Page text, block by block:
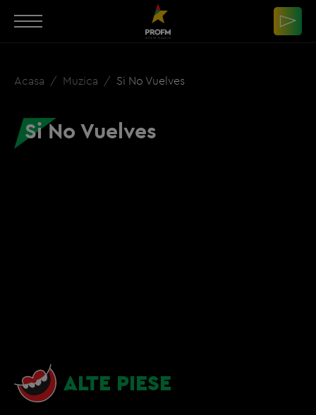
Acasa Muzica Si No Vuelves
Si No Vuelves
ALTE PIESE